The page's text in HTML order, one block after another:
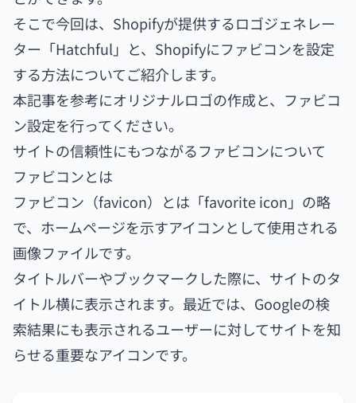
そこで今回は、Shopifyが提供するロゴジェネレー
ター「Hatchful」と、Shopifyにファビコンを設定
する方法についてご紹介します。
本記事を参考にオリジナルロゴの作成と、ファビコ
ン設定を行ってください。
サイトの信頼性にもつながるファビコンについて
ファビコンとは
ファビコン（favicon）とは「favorite icon」の略
で、ホームページを示すアイコンとして使用される
画像ファイルです。
タイトルバーやブックマークした際に、サイトのタ
イトル横に表示されます。最近では、Googleの検
索結果にも表示されるユーザーに対してサイトを知
らせる重要なアイコンです。